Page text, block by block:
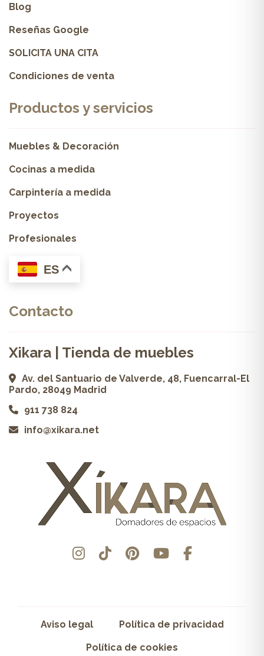
Blog
Reseñas Google
SOLICITA UNA CITA
Condiciones de venta
Productos y servicios
Muebles & Decoración
Cocinas a medida
Carpintería a medida
Proyectos
Profesionales
ES
Contacto
Xikara | Tienda de muebles
Av. del Santuario de Valverde, 48, Fuencarral-El
Pardo, 28049 Madrid
911 738 824
info@xikara.net
Aviso legal Política de privacidad
Política de cookies